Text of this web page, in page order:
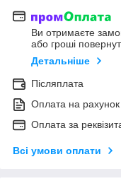
Ви отримаєте
або гроші
Детальніше
Післяплата
Оплата на рахунок
Оплата за
Всі умови оплати